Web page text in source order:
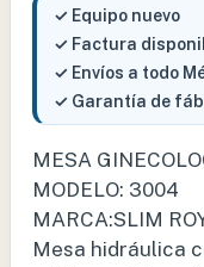
✓ Equipo nuevo
✓ Factura
✓ Envíos a todo
✓ Garantía de
MESA
MODELO: 3004
MARCA:SLIM
Mesa hidráulica